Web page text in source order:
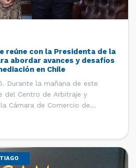
reúne con la Presidenta de la
abordar avances y desafíos
en Chile
Durante la mañana de este
del Centro de Arbitraje y
Cámara de Comercio de
Vial; y el gerente general de
sostuvieron un encuentro […]